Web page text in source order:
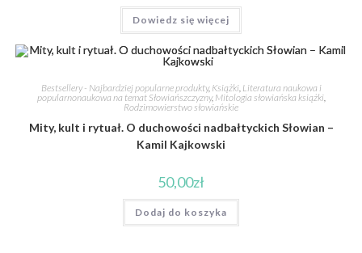
Dowiedz się więcej
Bestsellery - Najbardziej popularne produkty, Książki, Literatura naukowa i
popularnonaukowa na temat Słowiańszczyzny, Mitologia słowiańska książki,
Rodzimowierstwo słowiańskie
Mity, kult i rytuał. O duchowości nadbałtyckich Słowian –
Kamil Kajkowski
50,00zł
Dodaj do koszyka